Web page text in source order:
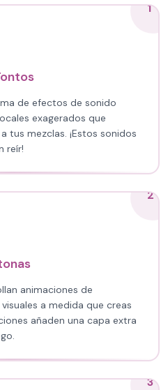
1
de efectos de sonido
exagerados que
tus mezclas. ¡Estos sonidos
reír!
2
animaciones de
a medida que creas
añaden una capa extra
3